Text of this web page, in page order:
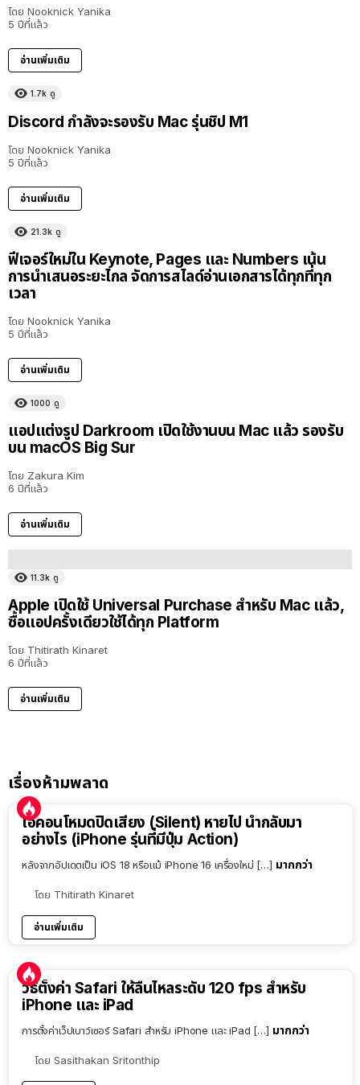
โดย Nooknick Yanika
5 ปีที่แล้ว
อ่านเพิ่มเติม
1.7k ดู
Discord กำลังจะรองรับ Mac รุ่นชิป M1
โดย Nooknick Yanika
5 ปีที่แล้ว
อ่านเพิ่มเติม
21.3k ดู
ฟีเจอร์ใหม่ใน Keynote, Pages และ Numbers เน้น
การนำเสนอระยะไกล จัดการสไลด์อ่านเอกสารได้ทุกที่ทุก
เวลา
โดย Nooknick Yanika
5 ปีที่แล้ว
อ่านเพิ่มเติม
1000 ดู
แอปแต่งรูป Darkroom เปิดใช้งานบน Mac แล้ว รองรับ
บน macOS Big Sur
โดย Zakura Kim
6 ปีที่แล้ว
อ่านเพิ่มเติม
11.3k ดู
Apple เปิดใช้ Universal Purchase สำหรับ Mac แล้ว,
ซื้อแอปครั้งเดียวใช้ได้ทุก Platform
โดย Thitirath Kinaret
6 ปีที่แล้ว
อ่านเพิ่มเติม
เรื่องห้ามพลาด
ไอคอนโหมดปิดเสียง (Silent) หายไป นำกลับมา
อย่างไร (iPhone รุ่นที่มีปุ่ม Action)
หลังจากอัปเดตเป็น iOS 18 หรือแม้ iPhone 16 เครื่องใหม่ […] มากกว่า
โดย Thitirath Kinaret
อ่านเพิ่มเติม
วิธีตั้งค่า Safari ให้ลื่นไหลระดับ 120 fps สำหรับ
iPhone และ iPad
การตั้งค่าเว็ปเบาว์เซอร์ Safari สำหรับ iPhone และ iPad […] มากกว่า
โดย Sasithakan Sritonthip